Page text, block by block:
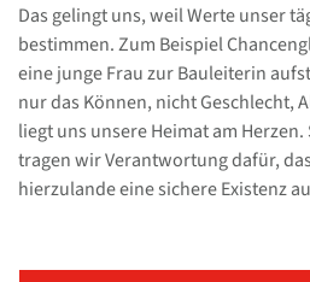
Das gelingt uns, weil Werte unser
bestimmen. Zum Beispiel
eine junge Frau zur Bauleiterin
nur das Können, nicht Geschlecht,
liegt uns unsere Heimat am
tragen wir Verantwortung dafür,
hierzulande eine sichere Existenz